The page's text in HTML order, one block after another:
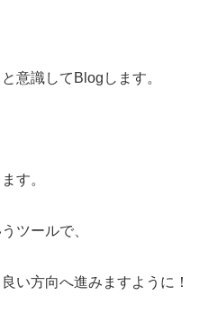
意識してBlogします。
す。
ツールで、
い方向へ進みますように！